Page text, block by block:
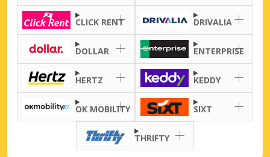
CLICK RENT DRIVALIA
DOLLAR ENTERPRISE
HERTZ KEDDY
OK MOBILITY SIXT
THRIFTY